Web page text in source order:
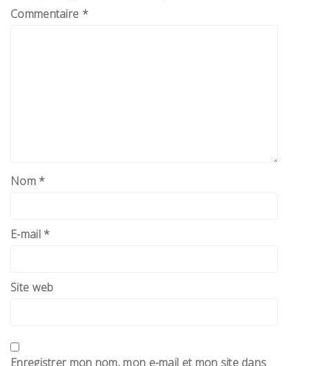
Commentaire *
Nom *
E-mail *
Site web
Enregistrer mon nom, mon e-mail et mon site dans